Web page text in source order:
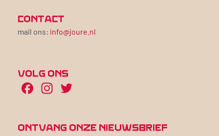
CONTACT
mail ons: info@joure.nl
VOLG ONS
Facebook
Instagram
ONTVANG ONZE NIEUWSBRIEF